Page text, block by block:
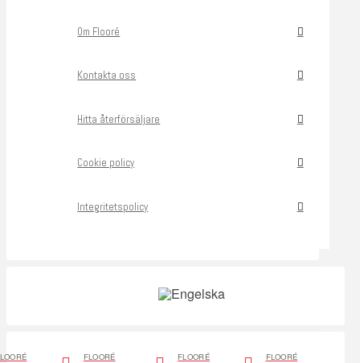
Om Flooré
Kontakta oss
Hitta återförsäljare
Cookie policy
Integritetspolicy
FLOORÉ
FLOORÉ
FLOORÉ